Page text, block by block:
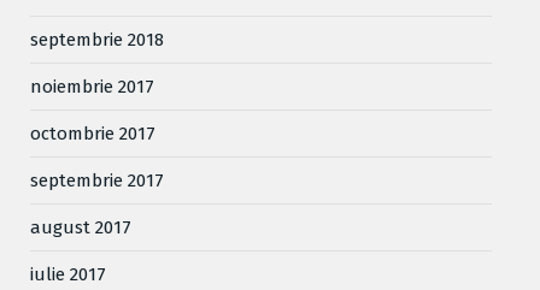
septembrie 2018
noiembrie 2017
octombrie 2017
septembrie 2017
august 2017
iulie 2017